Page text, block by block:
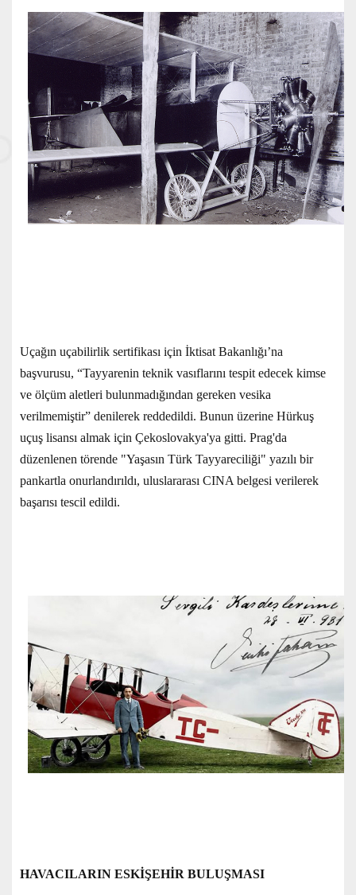
Uçağın uçabilirlik sertifikası için İktisat Bakanlığı’na
başvurusu, “Tayyarenin teknik vasıflarını tespit edecek kimse
ve ölçüm aletleri bulunmadığından gereken vesika
verilmemiştir” denilerek reddedildi. Bunun üzerine Hürkuş
uçuş lisansı almak için Çekoslovakya'ya gitti. Prag'da
düzenlenen törende "Yaşasın Türk Tayyareciliği" yazılı bir
pankartla onurlandırıldı, uluslararası CINA belgesi verilerek
başarısı tescil edildi.
HAVACILARIN ESKİŞEHİR BULUŞMASI